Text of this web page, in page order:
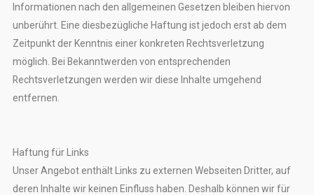
Informationen nach den allgemeinen Gesetzen bleiben hiervon
unberührt. Eine diesbezügliche Haftung ist jedoch erst ab dem
Zeitpunkt der Kenntnis einer konkreten Rechtsverletzung
möglich. Bei Bekanntwerden von entsprechenden
Rechtsverletzungen werden wir diese Inhalte umgehend
entfernen.
Haftung für Links
Unser Angebot enthält Links zu externen Webseiten Dritter, auf
deren Inhalte wir keinen Einfluss haben. Deshalb können wir für